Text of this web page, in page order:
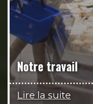
Notre travail
Lire la suite